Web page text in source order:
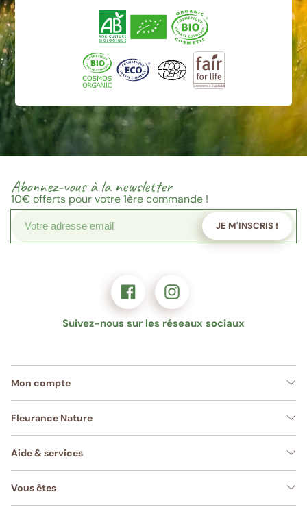
Abonnez-vous à la newsletter
10€offerts pour votre 1ère commande !
JE M'INSCRIS !
Suivez-nous sur les réseaux sociaux
Mon compte
Fleurance Nature
Aide & services
Vous êtes